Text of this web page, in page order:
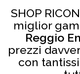
SHOP
miglior
Reggio
prezzi
con